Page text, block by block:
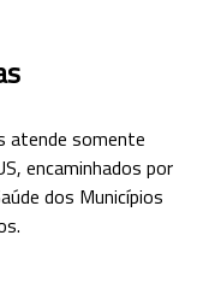
atende somente
encaminhados por
dos Municípios